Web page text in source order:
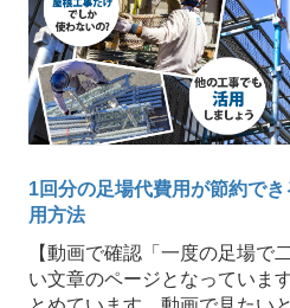
1回分の足場代費用が節約で
用方法
【動画で確認「一度の足場で
い文章のページとなっていま